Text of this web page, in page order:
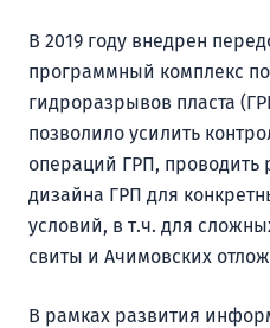
В 2019 году внедрен
программный комплекс
гидроразрывов пласта
позволило усилить
операций ГРП, проводить
дизайна ГРП для
условий, в т.ч. для
свиты и Ачимовских
В рамках развития